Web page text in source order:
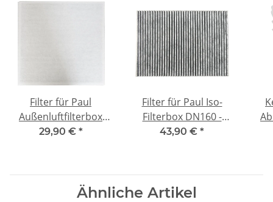
Filter für Paul
Außenluftfilterbox
Typ E - kompatibel
29,90 € *
Filter für Paul Iso-
Filterbox DN160 -
kompatibel
43,90 € *
Ähnliche Artikel